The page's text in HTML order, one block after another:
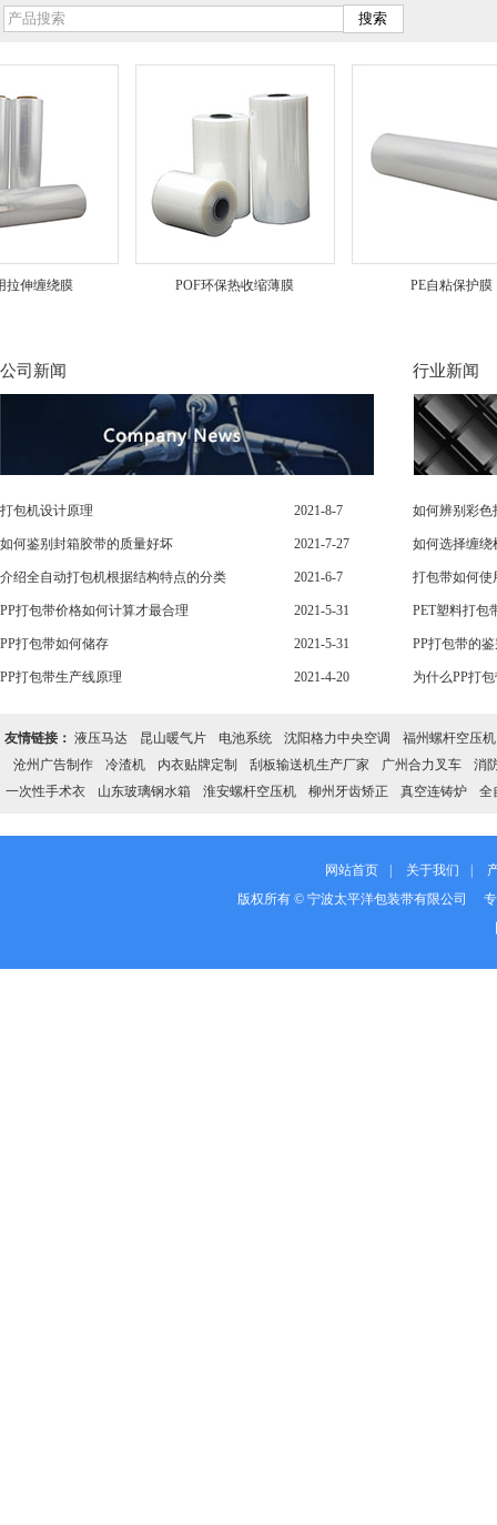
缠绕膜 POF环保热收缩薄膜 PE自粘保护膜
公司新闻
打包机设计原理 2021-8-7
如何鉴别封箱胶带的质量好坏 2021-7-27
介绍全自动打包机根据结构特点的分类 2021-6-7
PP打包带价格如何计算才最合理 2021-5-31
PP打包带如何储存 2021-5-31
PP打包带生产线原理 2021-4-20
行业新闻
如何辨别彩色
如何选择缠绕
打包带如何使
PET塑料打包
PP打包带的
为什么PP打
友情链接： 液压马达 昆山暖气片 电池系统 沈阳格力中央空调
福州螺杆空压机
沧州广告制作
冷渣机 内衣贴牌定制 刮板输送机生产厂家 广州合力叉车
消
一次性手术衣
山东玻璃钢水箱 淮安螺杆空压机 柳州牙齿矫正 真空连铸炉 全
网站首页 关于我们
版权所有 © 宁波太平洋包装带有限公司 专